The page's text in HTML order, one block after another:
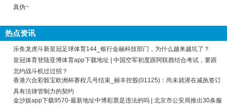
真伪~
热点资讯
乐鱼龙虎斗新皇冠足球体育144_银行金融科技部门，为什么越来越坑了？
皇冠体育登陆亚博体育app下载地址 | 中国空军初度跟阿联酋结合考试，要跟
北约战斗机过过招？
香港六合彩骰宝欧洲杯赛程几号结束_丽丰控股(01125)：尚未就潜在减执签订
具有法律管制力的契约
金沙娱app下载9570-最新地址中博彩票是违法的吗 | 北京市公安局推出30条服